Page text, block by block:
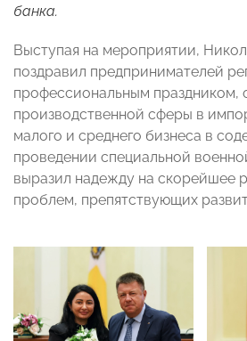
банка.
Выступая на мероприятии,
поздравил предпринимателей
профессиональным праздником,
производственной сферы в
малого и среднего бизнеса в
проведении специальной
выразил надежду на скорейшее
проблем, препятствующих